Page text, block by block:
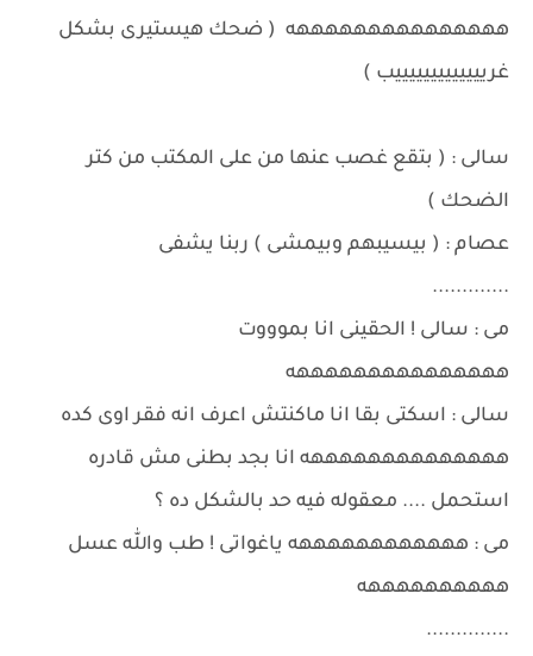
هههههههههههههههه ( ضحك هيستيرى بشكل
غريييييييييييييب )
سالى : ( بتقع غصب عنها من على المكتب من كتر
الضحك )
عصام : ( بيسيبهم وبيمشى ) ربنا يشفى
.............
مى : سالى ! الحقينى انا بموووت
هههههههههههههههه
سالى : اسكتى بقا انا ماكنتش اعرف انه فقر اوى كده
ههههههههههههههه انا بجد بطنى مش قادره
استحمل .... معقوله فيه حد بالشكل ده ؟
مى : ههههههههههههه ياغواتى ! طب والله عسل
ههههههههههه
..............